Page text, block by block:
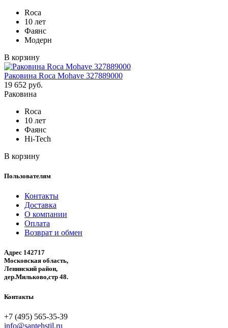
Roca
10 лет
Фаянс
Модерн
В корзину
Раковина Roca Mohave 327889000
19 652 руб.
Раковина
Roca
10 лет
Фаянс
Hi-Tech
В корзину
Пользователям
Контакты
Доставка
О компании
Оплата
Возврат и обмен
Адрес 142717
Московская область,
Ленинский район,
дер.Мильково,стр 48.
Контакты
+7 (495) 565-35-39
info@santehstil.ru